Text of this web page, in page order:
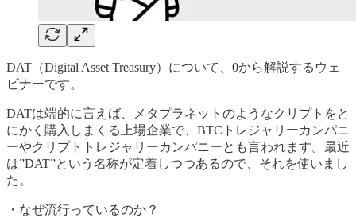
​DAT（Digital Asset Treasury）について、0から解説するウェ
ビナーです。
​DATは端的に言えば、メタプラネットのようなクリプトをと
にかく購入しまくる上場企業で、BTCトレジャリーカンパニ
ーやクリプトトレジャリーカンパニーとも言われます。最近
は”DAT”という名称が定着しつつあるので、それを使いまし
た。
​・なぜ流行っているのか？